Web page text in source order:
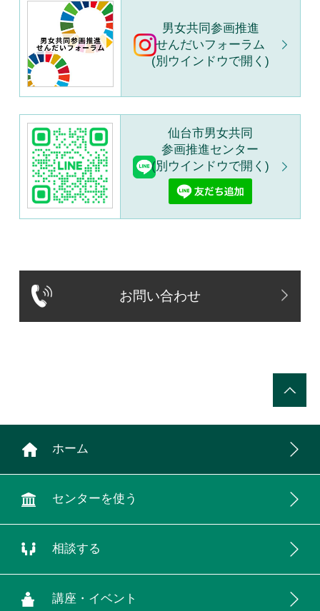
男女共同参画推進
せんだいフォーラム
(別ウインドウで開く)
仙台市男女共同
参画推進センター
(別ウインドウで開く)
お問い合わせ
ホーム
センターを使う
相談する
講座・イベント